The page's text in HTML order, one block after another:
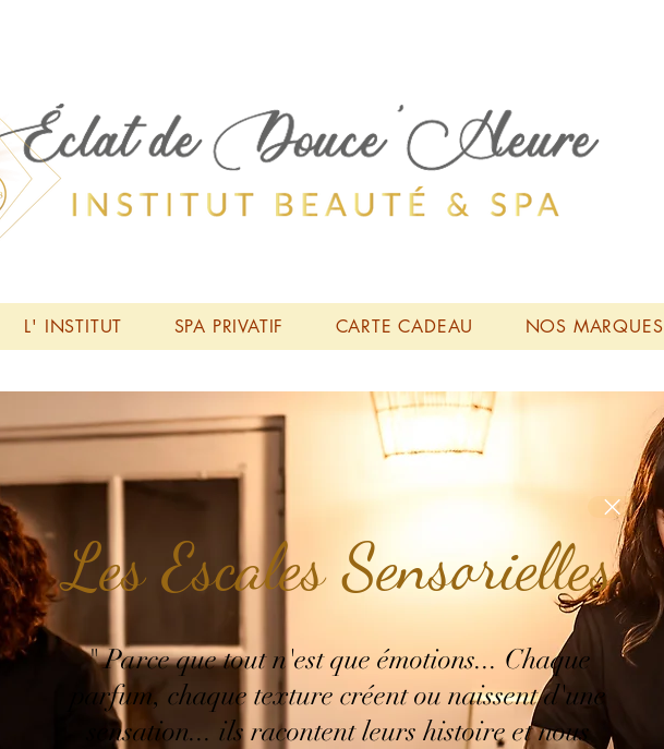
L' INSTITUT SPA PRIVATIF CARTE CADEAU NOS MARQUES
Les Escales Sensorielles
" Parce que tout n'est que émotions... Chaque
parfum, chaque texture créent ou naissent d'une
sensation... ils racontent leurs histoire et nous